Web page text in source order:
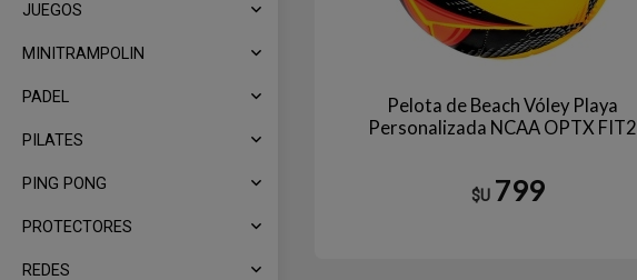
JUEGOS
MINITRAMPOLIN
PADEL
PILATES
PING PONG
PROTECTORES
REDES
Pelota de Beach Vóley Playa
Personalizada NCAA OPTX FIT2
$U 799